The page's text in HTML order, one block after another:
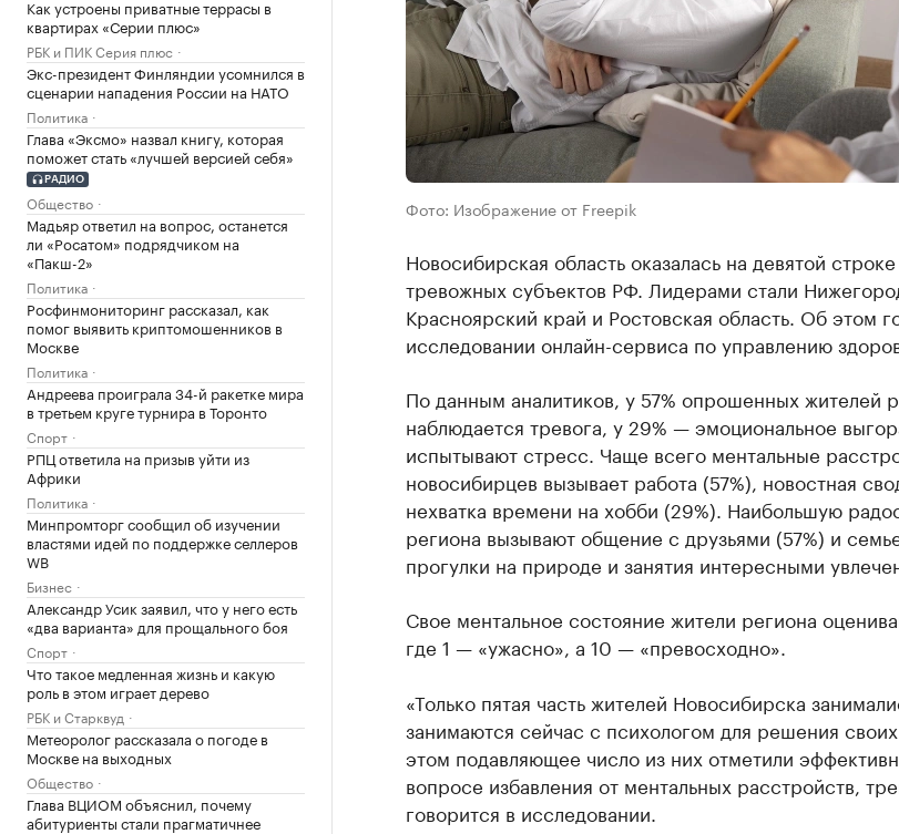
Как устроены приватные террасы в
квартирах «Серии плюс»
РБК и ПИК Серия плюс
Экс-президент Финляндии усомнился в
сценарии нападения России на НАТО
Политика
Глава «Эксмо» назвал книгу, которая
поможет стать «лучшей версией себя»
РАДИО
Общество
Мадьяр ответил на вопрос, останется
ли «Росатом» подрядчиком на
«Пакш-2»
Политика
Росфинмониторинг рассказал, как
помог выявить криптомошенников в
Москве
Политика
Андреева проиграла 34-й ракетке мира
в третьем круге турнира в Торонто
Спорт
РПЦ ответила на призыв уйти из
Африки
Политика
Минпромторг сообщил об изучении
властями идей по поддержке селлеров
WB
Бизнес
Александр Усик заявил, что у него есть
«два варианта» для прощального боя
Спорт
Что такое медленная жизнь и какую
роль в этом играет дерево
РБК и Старквуд
Метеоролог рассказала о погоде в
Москве на выходных
Общество
Глава ВЦИОМ объяснил, почему
абитуриенты стали прагматичнее
Фото: Изображение от Freepik
Новосибирская область оказалась на девятой
тревожных субъектов РФ. Лидерами стали
Красноярский край и Ростовская область. Об этом
исследовании онлайн-сервиса по управлению
По данным аналитиков, у 57% опрошенных жителей
наблюдается тревога, у 29% — эмоциональное
испытывают стресс. Чаще всего ментальные
новосибирцев вызывает работа (57%), новостная
нехватка времени на хобби (29%). Наибольшую
региона вызывают общение с друзьями (57%) и
прогулки на природе и занятия интересными
Свое ментальное состояние жители региона
где 1 — «ужасно», а 10 — «превосходно».
«Только пятая часть жителей Новосибирска
занимаются сейчас с психологом для решения
этом подавляющее число из них отметили
вопросе избавления от ментальных расстройств,
говорится в исследовании.